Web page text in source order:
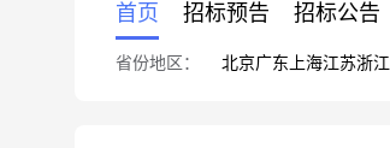
首页 招标预告 招标公告
省份地区： 北京广东 上海江苏浙江